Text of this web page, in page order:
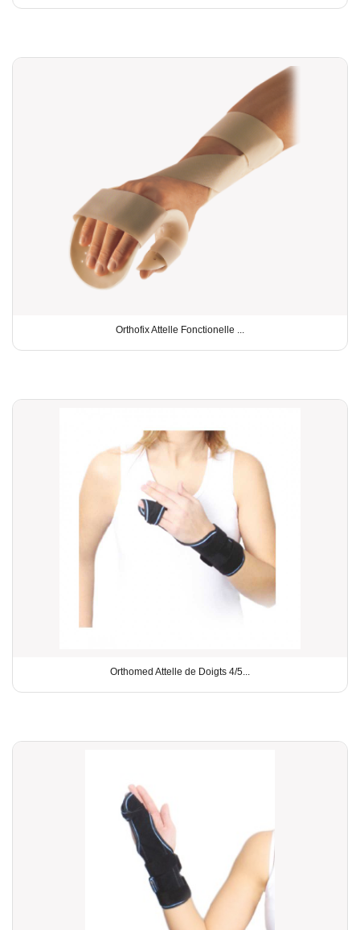
Orthofix Attelle Fonctionelle ...
Orthomed Attelle de Doigts 4/5...